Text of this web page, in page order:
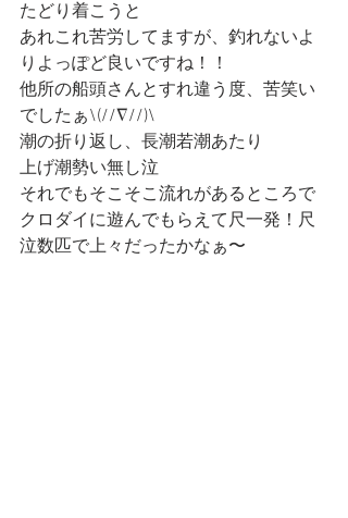
たどり着こうと
あれこれ苦労してますが、釣れないよ
りよっぽど良いですね！！
他所の船頭さんとすれ違う度、苦笑い
でしたぁ\(//∇//)\
潮の折り返し、長潮若潮あたり
上げ潮勢い無し泣
それでもそこそこ流れがあるところで
クロダイに遊んでもらえて尺一発！尺
泣数匹で上々だったかなぁ〜